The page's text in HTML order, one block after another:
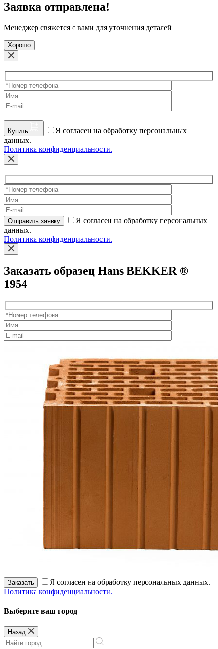
Заявка отправлена!
Менеджер свяжется с вами для уточнения деталей
Хорошо
Купить
Я согласен на обработку персональных
данных.
Политика конфиденциальности.
Отправить заявку
Я согласен на обработку персональных
данных.
Политика конфиденциальности.
Заказать образец Hans BEKKER ®
1954
Заказать
Я согласен на обработку персональных данных.
Политика конфиденциальности.
Выберите ваш город
Назад